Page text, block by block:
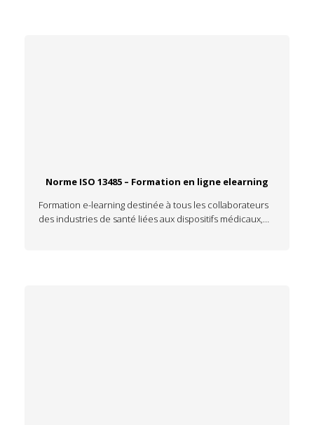
Norme ISO 13485 – Formation en ligne elearning
Formation e-learning destinée à tous les collaborateurs
des industries de santé liées aux dispositifs médicaux,…